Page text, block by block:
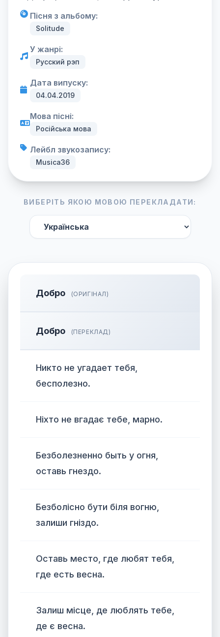
Пісня з альбому:
Solitude
У жанрі:
Русский рэп
Дата випуску:
04.04.2019
Мова пісні:
Російська мова
Лейбл звукозапису:
Musica36
ВИБЕРІТЬ ЯКОЮ МОВОЮ ПЕРЕКЛАДАТИ:
Добро (ОРИГІНАЛ)
Добро (ПЕРЕКЛАД)
Никто не угадает тебя,
бесполезно.
Ніхто не вгадає тебе, марно.
Безболезненно быть у огня,
оставь гнездо.
Безболісно бути біля вогню,
залиши гніздо.
Оставь место, где любят тебя,
где есть весна.
Залиш місце, де люблять тебе,
де є весна.